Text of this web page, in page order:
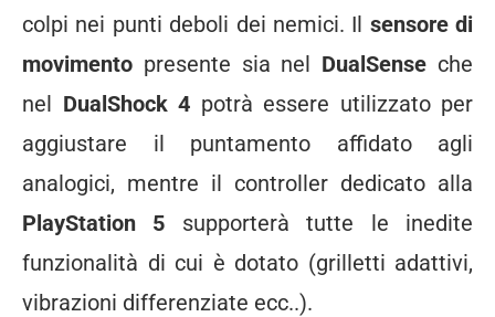
colpi nei punti deboli dei nemici. Il sensore di
movimento presente sia nel DualSense che
nel DualShock 4 potrà essere utilizzato per
aggiustare il puntamento affidato agli
analogici, mentre il controller dedicato alla
PlayStation 5 supporterà tutte le inedite
funzionalità di cui è dotato (grilletti adattivi,
vibrazioni differenziate ecc..).